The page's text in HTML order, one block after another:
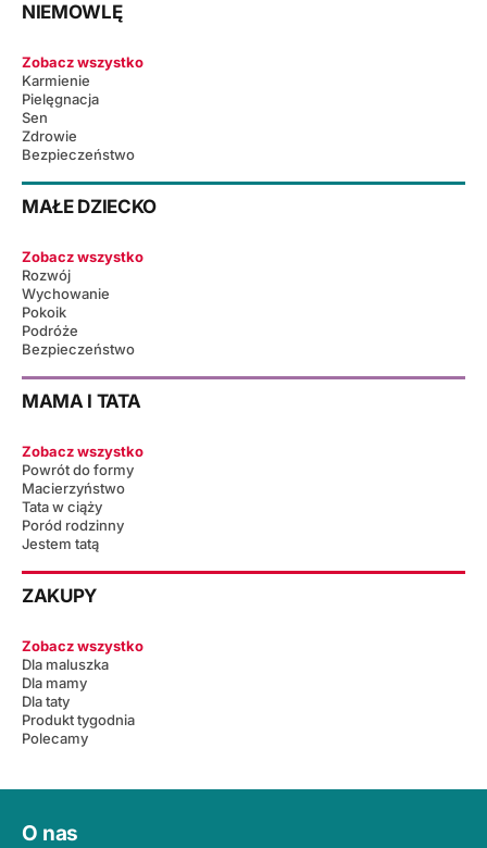
NIEMOWLĘ
Zobacz wszystko
Karmienie
Pielęgnacja
Sen
Zdrowie
Bezpieczeństwo
MAŁE DZIECKO
Zobacz wszystko
Rozwój
Wychowanie
Pokoik
Podróże
Bezpieczeństwo
MAMA I TATA
Zobacz wszystko
Powrót do formy
Macierzyństwo
Tata w ciąży
Poród rodzinny
Jestem tatą
ZAKUPY
Zobacz wszystko
Dla maluszka
Dla mamy
Dla taty
Produkt tygodnia
Polecamy
O nas